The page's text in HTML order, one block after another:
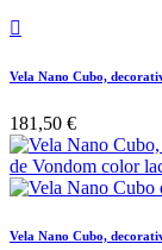

Vela Nano Cubo,
181,50 €
Vela Nano Cubo,